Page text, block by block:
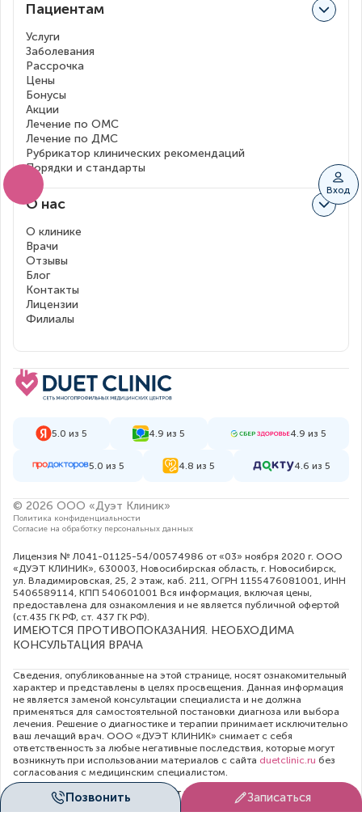
Вход
Позвонить Записаться
Пациентам
Услуги
Заболевания
Рассрочка
Цены
Бонусы
Акции
Лечение по ОМС
Лечение по ДМС
Рубрикатор клинических рекомендаций
Порядки и стандарты
О нас
О клинике
Врачи
Отзывы
Блог
Контакты
Лицензии
Филиалы
5.0 из 5 4.9 из 5 4.9 из 5
5.0 из 5 4.8 из 5 4.6 из 5
© 2026 ООО «Дуэт Клиник»
Политика конфиденциальности
Согласие на обработку персональных данных
Лицензия № Л041-01125-54/00574986 от «03» ноября 2020 г. ООО
«ДУЭТ КЛИНИК», 630003, Новосибирская область, г. Новосибирск,
ул. Владимировская, 25, 2 этаж, каб. 211, ОГРН 1155476081001, ИНН
5406589114, КПП 540601001 Вся информация, включая цены,
предоставлена для ознакомления и не является публичной офертой
(ст.435 ГК РФ, cт. 437 ГК РФ).
ИМЕЮТСЯ ПРОТИВОПОКАЗАНИЯ. НЕОБХОДИМА
КОНСУЛЬТАЦИЯ ВРАЧА
Сведения, опубликованные на этой странице, носят ознакомительный
характер и представлены в целях просвещения. Данная информация
не является заменой консультации специалиста и не должна
применяться для самостоятельной постановки диагноза или выбора
лечения. Решение о диагностике и терапии принимает исключительно
ваш лечащий врач. ООО «ДУЭТ КЛИНИК» снимает с себя
ответственность за любые негативные последствия, которые могут
возникнуть при использовании материалов с сайта duetclinic.ru без
согласования с медицинским специалистом.
Администрация клиники прилагает все усилия для своевременного
обновления цен в опубликованном на сайте прейскуранте. Тем не